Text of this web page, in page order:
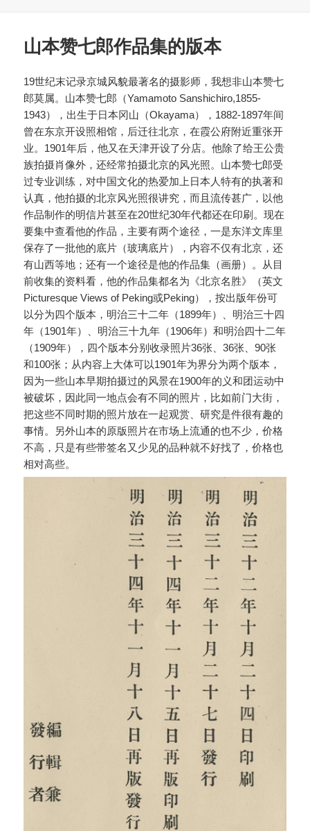
山本赞七郎作品集的版本
19世纪末记录京城风貌最著名的摄影师，我想非山本赞七
郎莫属。山本赞七郎（Yamamoto Sanshichiro,1855-
1943），出生于日本冈山（Okayama），1882-1897年间
曾在东京开设照相馆，后迁往北京，在霞公府附近重张开
业。1901年后，他又在天津开设了分店。他除了给王公贵
族拍摄肖像外，还经常拍摄北京的风光照。山本赞七郎受
过专业训练，对中国文化的热爱加上日本人特有的执著和
认真，他拍摄的北京风光照很讲究，而且流传甚广，以他
作品制作的明信片甚至在20世纪30年代都还在印刷。现在
要集中查看他的作品，主要有两个途径，一是东洋文库里
保存了一批他的底片（玻璃底片），内容不仅有北京，还
有山西等地；还有一个途径是他的作品集（画册）。从目
前收集的资料看，他的作品集都名为《北京名胜》（英文
Picturesque Views of Peking或Peking），按出版年份可
以分为四个版本，明治三十二年（1899年）、明治三十四
年（1901年）、明治三十九年（1906年）和明治四十二年
（1909年），四个版本分别收录照片36张、36张、90张
和100张；从内容上大体可以1901年为界分为两个版本，
因为一些山本早期拍摄过的风景在1900年的义和团运动中
被破坏，因此同一地点会有不同的照片，比如前门大街，
把这些不同时期的照片放在一起观赏、研究是件很有趣的
事情。另外山本的原版照片在市场上流通的也不少，价格
不高，只是有些带签名又少见的品种就不好找了，价格也
相对高些。